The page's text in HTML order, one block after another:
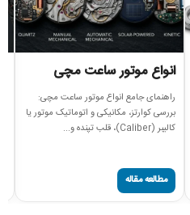
انواع موتور ساعت مچی
راهنمای جامع انواع موتور ساعت مچی:
بررسی کوارتز، مکانیکی و اتوماتیک موتور یا
کالیبر (Caliber)، قلب تپنده و...
مطالعه مقاله